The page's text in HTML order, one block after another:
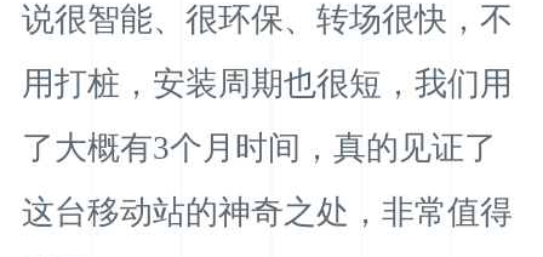
说很智能、很环保、转场很快，不
用打桩，安装周期也很短，我们用
了大概有3个月时间，真的见证了
这台移动站的神奇之处，非常值得